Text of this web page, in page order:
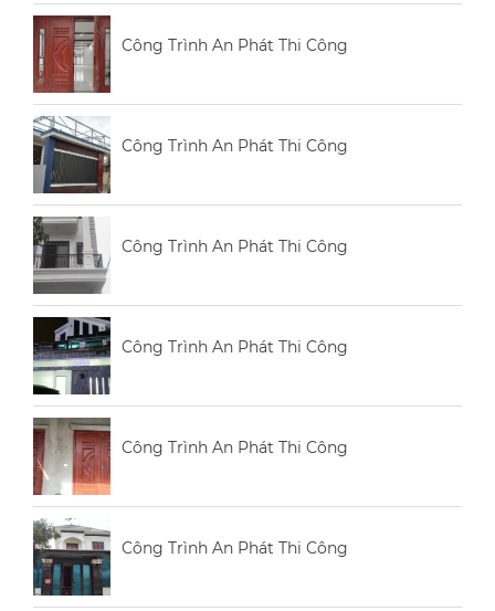
Công Trình An Phát Thi Công
Công Trình An Phát Thi Công
Công Trình An Phát Thi Công
Công Trình An Phát Thi Công
Công Trình An Phát Thi Công
Công Trình An Phát Thi Công